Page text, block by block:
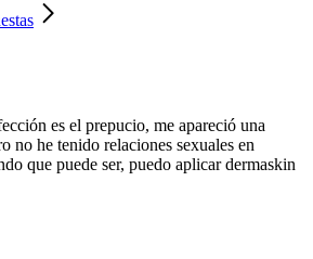
es el prepucio, me apareció una
no he tenido relaciones sexuales en
que puede ser, puedo aplicar dermaskin